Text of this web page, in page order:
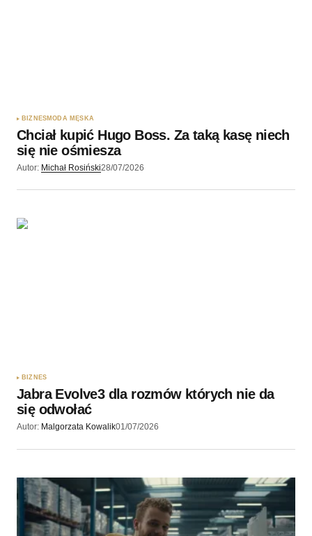
Wyślij komentarz
BIZNESMODA MĘSKA
Chciał kupić Hugo Boss. Za taką kasę niech
się nie ośmiesza
Autor: Michał Rosiński28/07/2026
BIZNES
Jabra Evolve3 dla rozmów których nie da
się odwołać
Autor: Malgorzata Kowalik01/07/2026